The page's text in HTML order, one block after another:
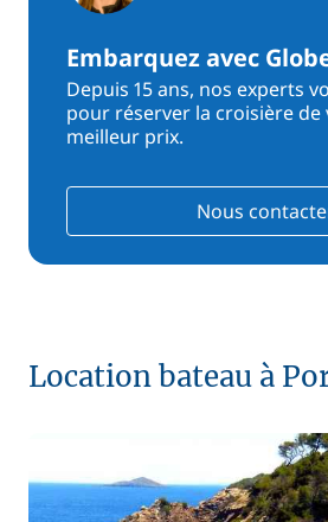
Embarquez avec
Depuis 15 ans, nos experts
pour réserver la croisière de
meilleur prix.
Nous
Location bateau à